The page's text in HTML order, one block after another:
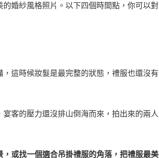
婚紗風格照片。以下四個時間點，你可以對
這時候妝髮是最完整的狀態，禮服也還沒有
客的壓力還沒排山倒海而來，拍出來的兩人
或找一個適合吊掛禮服的角落，把禮服最美